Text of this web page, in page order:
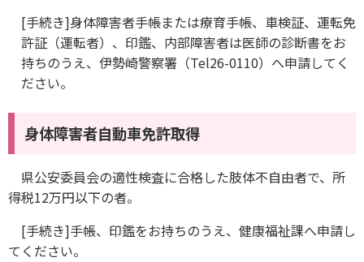
[手続き]身体障害者手帳または療育手帳、車検証、運転免
許証（運転者）、印鑑、内部障害者は医師の診断書をお
持ちのうえ、伊勢崎警察署（Tel26-0110）へ申請してく
ださい。
身体障害者自動車免許取得
県公安委員会の適性検査に合格した肢体不自由者で、所
得税12万円以下の者。
[手続き]手帳、印鑑をお持ちのうえ、健康福祉課へ申請し
てください。